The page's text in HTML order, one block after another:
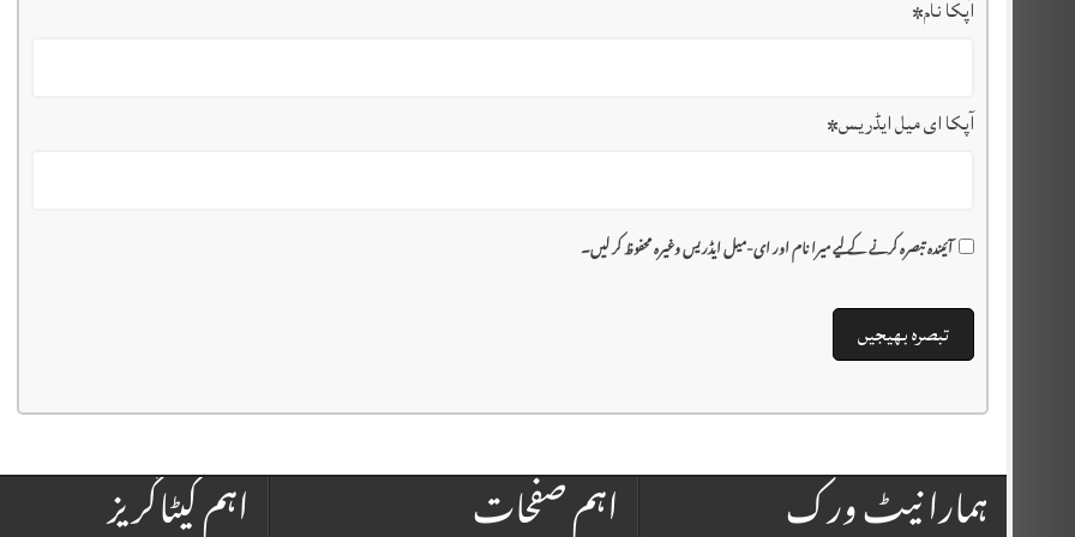
آپکا نام*
آپکا ای میل ایڈریس*
آئیندہ تبصرہ کرنے کے لیے میرا نام اور ای-میل ایڈریس وغیرہ محفوظ کر لیں۔